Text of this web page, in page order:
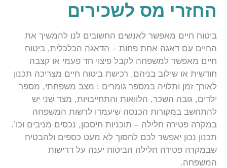
החזרי מס לשכירים
ביטוח חיים מאפשר לאנשים החשובים לנו להמשיך את
החיים עם דאגה אחת פחות – הדאגה הכלכלית, ביטוח
חיים מאפשר למשפחה לקבל פיצוי חד פעמי או קצבה
חודשית או שילוב בניהם. רכישת ביטוח חיים מצריכה תכנון
לאורך זמן ותלויה במספר גומרים : מצב משפחתי, מספר
ילדים, גובה השכר, הלוואות והתחייבויות, מצד שני יש
להתחשב במקורות הכנסה שיעמדו לרשות המשפחה
במקרה פטירה חלילה – תוכניות חיסכון, נכסים מניבים וכו’.
תכנון נכון יאפשר לכם לחסוך לא מעט כספים ולהבטיח
שבמקרה פטירה חלילה הביטוח יענה על דרישות
המשפחה.